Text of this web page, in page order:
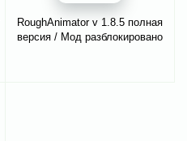
RoughAnimator v 1.8.5 полная
версия / Мод разблокировано